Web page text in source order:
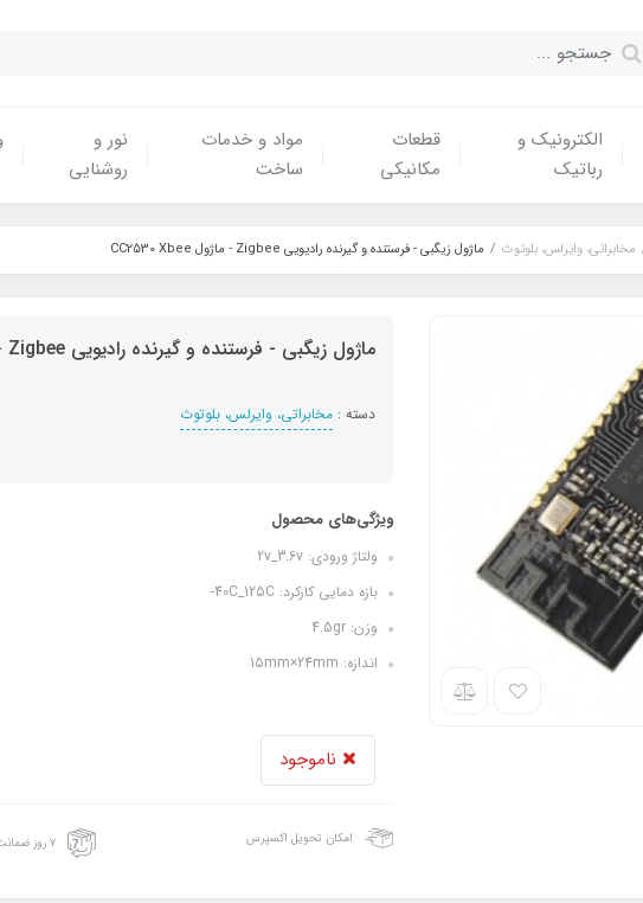
الکترونیک و
رباتیک
قطعات
مکانیکی
مواد و خدمات
ساخت
نور و
روشنایی
مخابراتی، وایرلس، بلوتوث ماژول زیگبی - فرستنده و گیرنده رادیویی Zigbee - ماژول CC2530 Xbee
ماژول زیگبی - فرستنده و گیرنده رادیویی Zigbee - ماژول CC2530 Xbee
دسته : مخابراتی، وایرلس، بلوتوث
ویژگی‌های محصول
ولتاژ ورودی: 2v_3.6v
بازه دمایی کارکرد: 40C_125C-
وزن: 4.5gr
اندازه: 15mm×24mm
ناموجود
امکان تحویل اکسپرس ۷ روز ضمانت بازگشت